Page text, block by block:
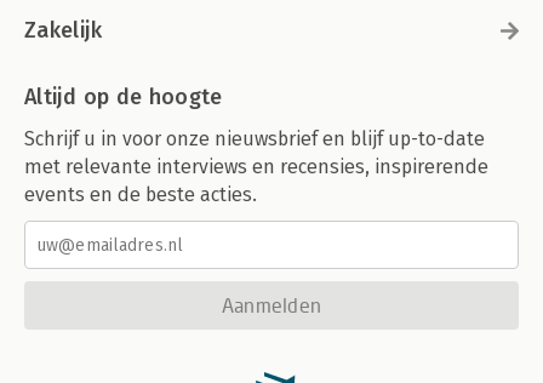
Zakelijk
Altijd op de hoogte
Schrijf u in voor onze nieuwsbrief en blijf up-to-date
met relevante interviews en recensies, inspirerende
events en de beste acties.
Aanmelden